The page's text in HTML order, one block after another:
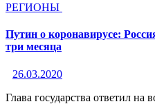
РЕГИОНЫ
Путин о коронавирусе:
три месяца
26.03.2020
Глава государства ответил на